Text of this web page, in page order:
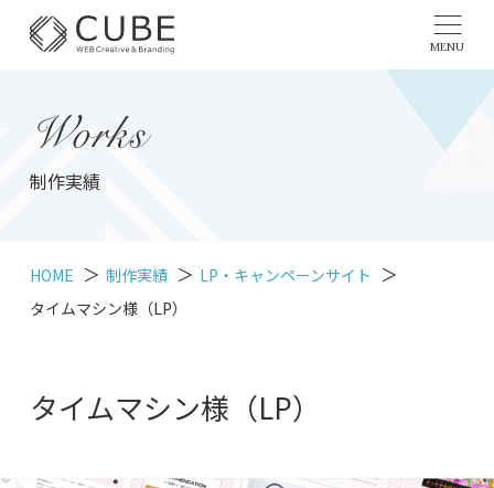
MENU
Works
制作実績
HOME 制作実績
LP・キャンペーンサイト
タイムマシン様（LP）
タイムマシン様（LP）